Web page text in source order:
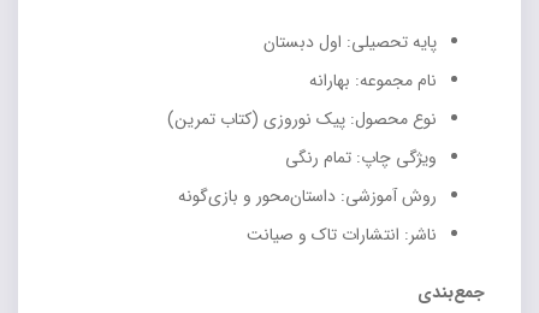
پایه تحصیلی: اول دبستان
نام مجموعه: بهارانه
نوع محصول: پیک نوروزی (کتاب تمرین)
ویژگی چاپ: تمام رنگی
روش آموزشی: داستان‌محور و بازی‌گونه
ناشر: انتشارات تاک و صیانت
جمع‌بندی